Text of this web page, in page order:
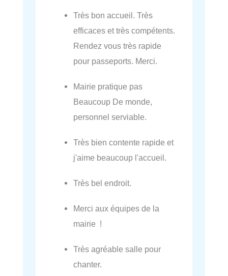
Très bon accueil. Très
efficaces et très compétents.
Rendez vous très rapide
pour passeports. Merci.
Mairie pratique pas
Beaucoup De monde,
personnel serviable.
Très bien contente rapide et
j'aime beaucoup l'accueil.
Très bel endroit.
Merci aux équipes de la
mairie !
Très agréable salle pour
chanter.